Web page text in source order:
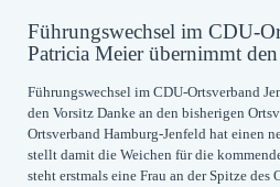
Führungswechsel im CDU-
Patricia Meier übernimmt
Führungswechsel im CDU-Ortsverband
den Vorsitz Danke an den bisherigen
Ortsverband Hamburg-Jenfeld hat einen
stellt damit die Weichen für die
steht erstmals eine Frau an der Spitze des